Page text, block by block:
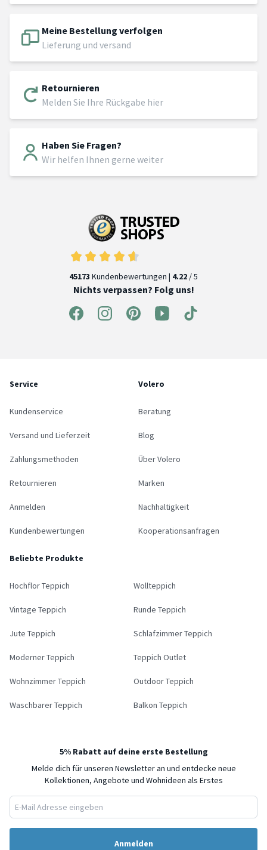
Meine Bestellung verfolgen
Lieferung und versand
Retournieren
Melden Sie Ihre Rückgabe hier
Haben Sie Fragen?
Wir helfen Ihnen gerne weiter
45173 Kundenbewertungen | 4.22 / 5
Nichts verpassen? Folg uns!
Service
Kundenservice
Versand und Lieferzeit
Zahlungsmethoden
Retournieren
Anmelden
Kundenbewertungen
Volero
Beratung
Blog
Über Volero
Marken
Nachhaltigkeit
Kooperationsanfragen
Beliebte Produkte
Hochflor Teppich Wollteppich
Vintage Teppich Runde Teppich
Jute Teppich Schlafzimmer Teppich
Moderner Teppich Teppich Outlet
Wohnzimmer Teppich Outdoor Teppich
Waschbarer Teppich Balkon Teppich
5% Rabatt auf deine erste Bestellung
Melde dich für unseren Newsletter an und entdecke neue
Kollektionen, Angebote und Wohnideen als Erstes
Anmelden